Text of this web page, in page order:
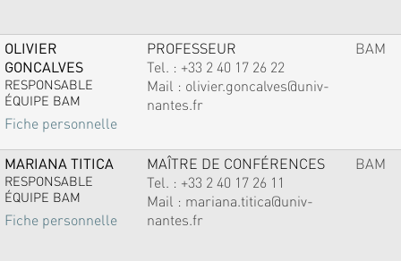
OLIVIER
GONCALVES
RESPONSABLE
ÉQUIPE BAM
Fiche personnelle
PROFESSEUR
Tel. : +33 2 40 17 26 22
Mail : olivier.goncalves@univ-
nantes.fr
BAM
MARIANA TITICA
RESPONSABLE
ÉQUIPE BAM
Fiche personnelle
MAÎTRE DE CONFÉRENCES
Tel. : +33 2 40 17 26 11
Mail : mariana.titica@univ-
nantes.fr
BAM